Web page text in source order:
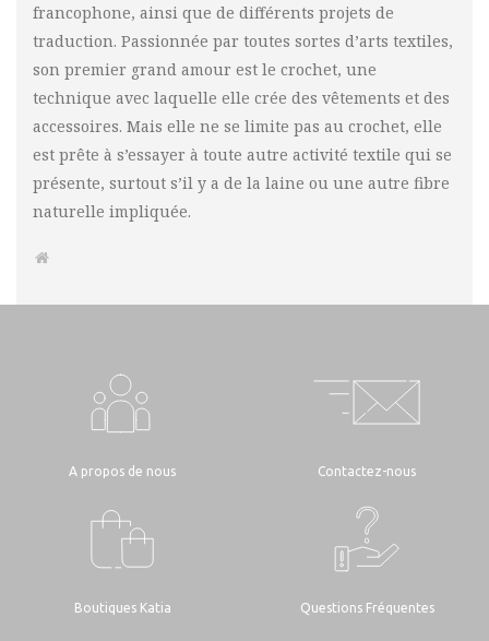
francophone, ainsi que de différents projets de
traduction. Passionnée par toutes sortes d’arts textiles,
son premier grand amour est le crochet, une
technique avec laquelle elle crée des vêtements et des
accessoires. Mais elle ne se limite pas au crochet, elle
est prête à s’essayer à toute autre activité textile qui se
présente, surtout s’il y a de la laine ou une autre fibre
naturelle impliquée.
A propos de nous Contactez-nous
Boutiques Katia Questions Fréquentes